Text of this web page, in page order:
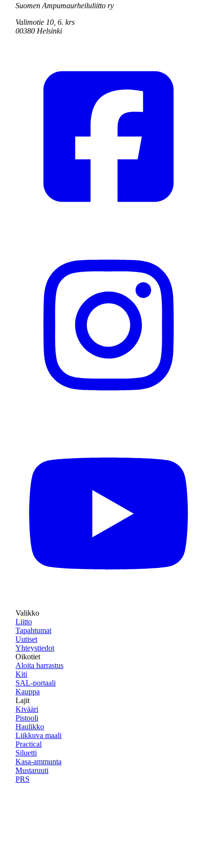
Suomen Ampumaurheiluliitto ry
Valimotie 10, 6. krs
00380 Helsinki
Valikko
Liitto
Tapahtumat
Uutiset
Yhteystiedot
Oikotiet
Aloita harrastus
Kiti
SAL-portaali
Kauppa
Lajit
Kivääri
Pistooli
Haulikko
Liikkuva maali
Practical
Siluetti
Kasa-ammunta
Mustaruuti
PRS